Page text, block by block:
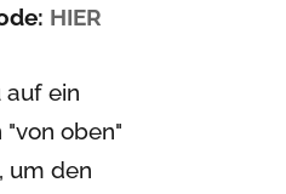
HIER
auf ein
"von oben"
um den